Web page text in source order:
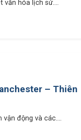
văn hóa lịch sử....
– Thiên
động và các....